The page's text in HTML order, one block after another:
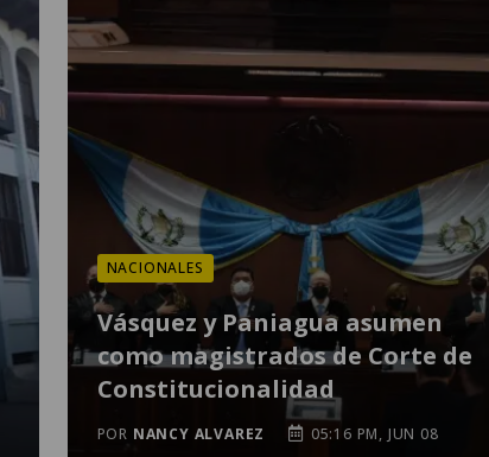
NACIONALES
Vásquez y Paniagua asumen
como magistrados de Corte de
Constitucionalidad
POR NANCY ALVAREZ 05:16 PM, JUN 08